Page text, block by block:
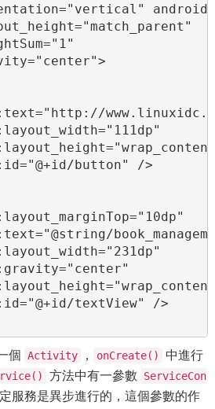
button" />
textView" />
個 Activity ， onCreate()
中進行
方法中有一參數
ServiceCon
定服務是異步進行的，這個參數的作